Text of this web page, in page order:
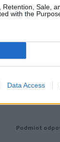
Sale,
with the
Data Access
Kod
Podmiot